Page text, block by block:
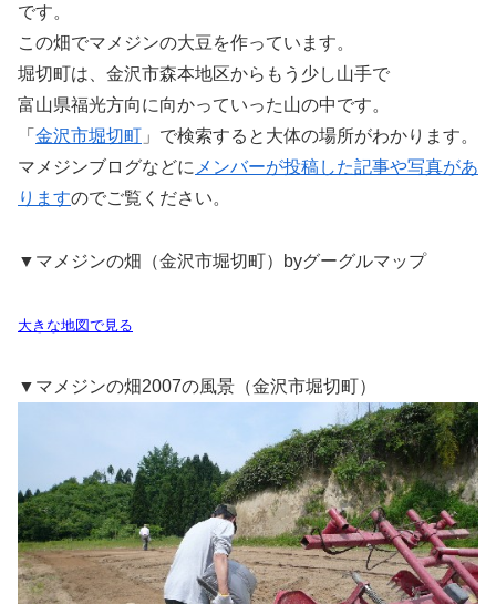
です。
この畑でマメジンの大豆を作っています。
堀切町は、金沢市森本地区からもう少し山手で
富山県福光方向に向かっていった山の中です。
「 金沢市堀切町 」で検索すると大体の場所がわかります。
マメジンブログなどに メンバーが投稿した記事や写真があ
りますのでご覧ください。
▼マメジンの畑（金沢市堀切町）byグーグルマップ
大きな地図で見る
▼マメジンの畑2007の風景（金沢市堀切町）